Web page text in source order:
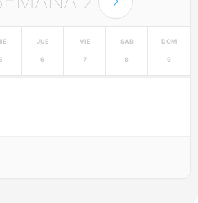
5
JUE
6
VIE
7
SÁB
8
DOM
9